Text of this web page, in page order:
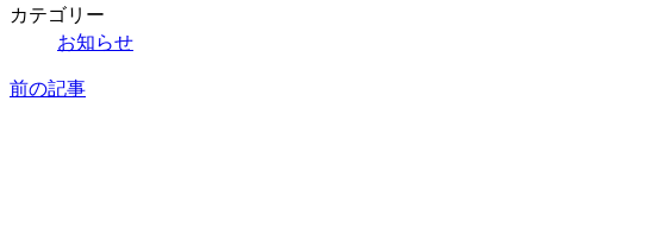
カテゴリー
お知らせ
前の記事